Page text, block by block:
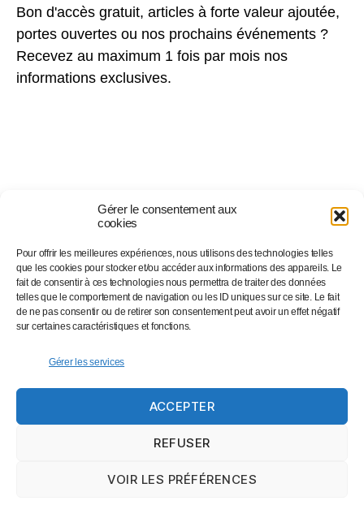
Gérer le consentement aux
cookies
Pour offrir les meilleures expériences, nous utilisons des technologies telles
que les cookies pour stocker et/ou accéder aux informations des appareils. Le
fait de consentir à ces technologies nous permettra de traiter des données
telles que le comportement de navigation ou les ID uniques sur ce site. Le fait
de ne pas consentir ou de retirer son consentement peut avoir un effet négatif
sur certaines caractéristiques et fonctions.
Gérer les services
ACCEPTER
REFUSER
VOIR LES PRÉFÉRENCES
Bon d'accès gratuit, articles à forte valeur ajoutée,
portes ouvertes ou nos prochains événements ?
Recevez au maximum 1 fois par mois nos
informations exclusives.
Suivez-nous sur…
Facebook
Instagram
Twitter